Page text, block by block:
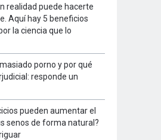
realidad puede hacerte
Aquí hay 5 beneficios
la ciencia que lo
porno y por qué
responde un
pueden aumentar el
senos de forma natural?